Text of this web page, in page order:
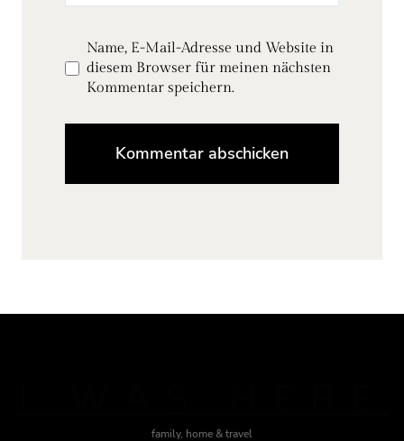
Name, E-Mail-Adresse und Website in
diesem Browser für meinen nächsten
Kommentar speichern.
family, home & travel